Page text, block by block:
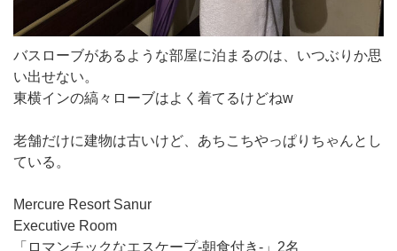
バスローブがあるような部屋に泊まるのは、いつぶりか思
い出せない。
東横インの縞々ローブはよく着てるけどねw
老舗だけに建物は古いけど、あちこちやっぱりちゃんとし
ている。
Mercure Resort Sanur
Executive Room
「ロマンチックなエスケープ-朝食付き-」2名